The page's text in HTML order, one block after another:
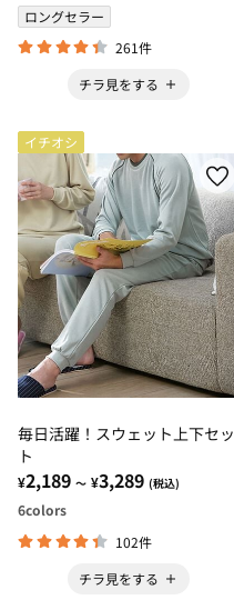
ロングセラー
261件
チラ見をする
イチオシ
毎日活躍！スウェット上下セッ
ト
¥2,189 ～ ¥3,289 (税込)
6colors
102件
チラ見をする